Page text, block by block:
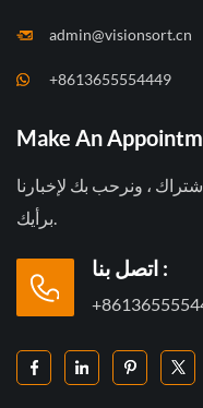
admin@visionsort.cn
+8613655554449
Make An
، ونرحب بك لإخبارنا
اتصل بنا :